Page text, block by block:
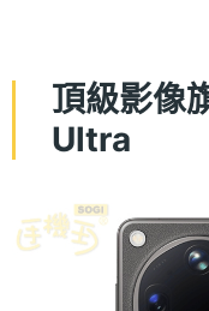
頂級影像
Ultra